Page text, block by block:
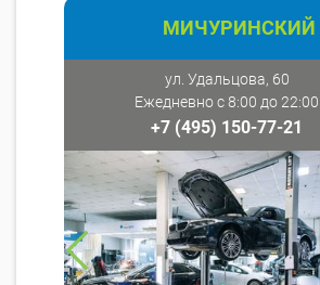
МИЧУРИНСКИЙ
ул. Удальцова, 60
Ежедневно с 8:00 до 22:00
+7 (495) 150-77-21